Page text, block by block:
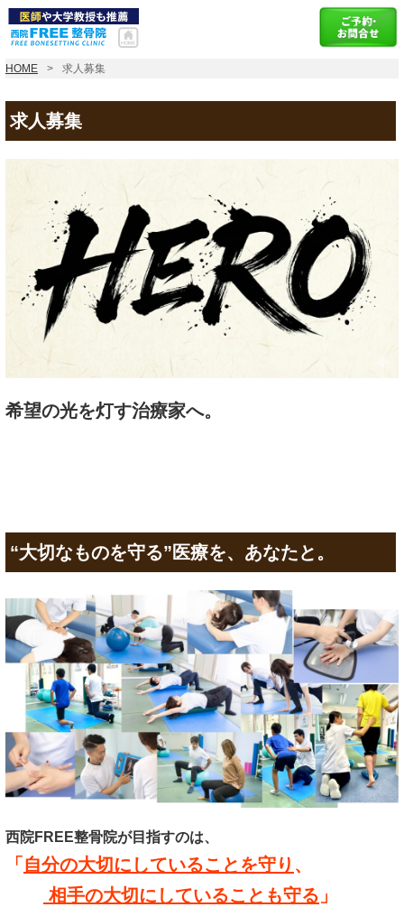
HOME 求人募集
求人募集
希望の光を灯す治療家へ。
“大切なものを守る”医療を、あなたと。
西院FREE整骨院が目指すのは、
「 自分の大切にしていることを守り 、
相手の大切にしていることも守る 」